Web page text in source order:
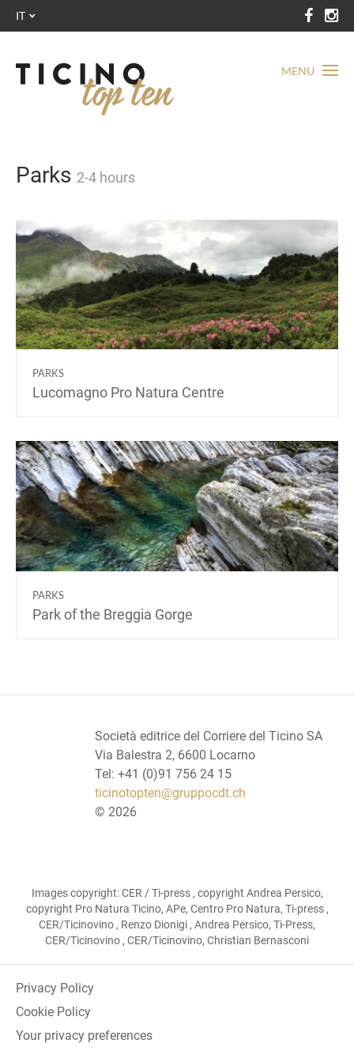
MENU
IT
Parks 2-4 hours
PARKS
Lucomagno Pro Natura Centre
PARKS
Park of the Breggia Gorge
Società editrice del Corriere del Ticino SA
Via Balestra 2, 6600 Locarno
Tel: +41 (0)91 756 24 15
ticinotopten@gruppocdt.ch
© 2026
Images copyright: CER / Ti-press , copyright Andrea Persico,
copyright Pro Natura Ticino, APe, Centro Pro Natura, Ti-press ,
CER/Ticinovino , Renzo Dionigi , Andrea Persico, Ti-Press,
CER/Ticinovino , CER/Ticinovino, Christian Bernasconi
Privacy Policy
Cookie Policy
Your privacy preferences